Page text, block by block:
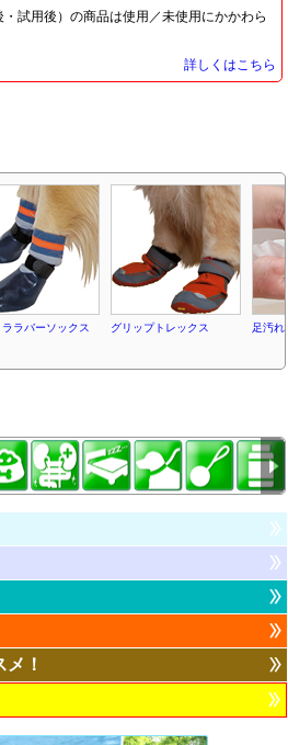
試用後）の商品は使用／未使用にかかわら
詳しくはこちら
ララバーソックス グリップトレックス 足汚れ
！